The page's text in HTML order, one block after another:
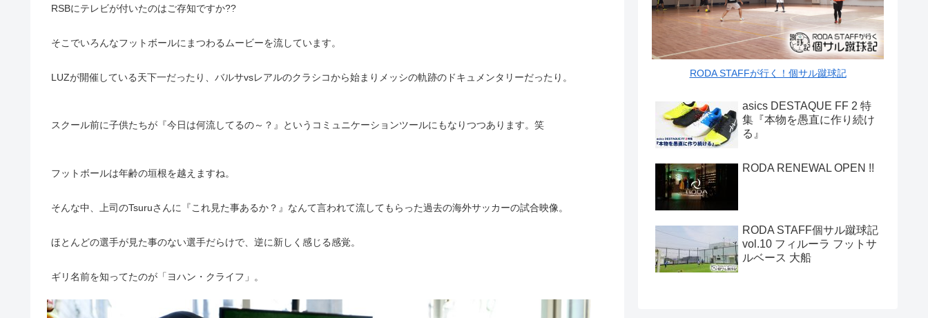
RSBにテレビが付いたのはご存知ですか??
そこでいろんなフットボールにまつわるムービーを流しています。
LUZが開催している天下一だったり、バルサvsレアルのクラシコから始まりメッシの軌跡のドキュメンタリーだったり。
スクール前に子供たちが『今日は何流してるの～？』というコミュニケーションツールにもなりつつあります。笑
フットボールは年齢の垣根を越えますね。
そんな中、上司のTsuruさんに『これ見た事あるか？』なんて言われて流してもらった過去の海外サッカーの試合映像。
ほとんどの選手が見た事のない選手だらけで、逆に新しく感じる感覚。
ギリ名前を知ってたのが「ヨハン・クライフ」。
RODA STAFFが行く！個サル蹴球記
asics DESTAQUE FF 2 特
集『本物を愚直に作り続け
る』
RODA RENEWAL OPEN !!
RODA STAFF個サル蹴球記
vol.10 フィルーラ フットサ
ルベース 大船